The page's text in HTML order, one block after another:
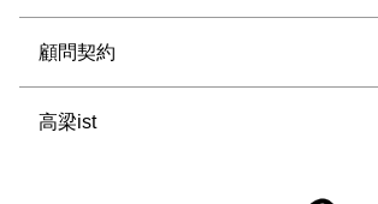
顧問契約
高梁ist